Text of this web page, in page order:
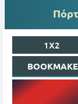
1X2